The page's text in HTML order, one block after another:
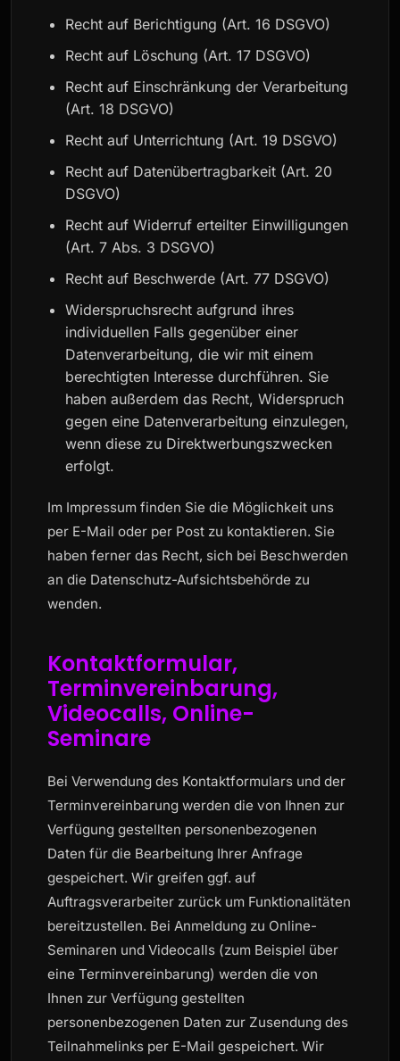
Recht auf Berichtigung (Art. 16 DSGVO)
Recht auf Löschung (Art. 17 DSGVO)
Recht auf Einschränkung der Verarbeitung
(Art. 18 DSGVO)
Recht auf Unterrichtung (Art. 19 DSGVO)
Recht auf Datenübertragbarkeit (Art. 20
DSGVO)
Recht auf Widerruf erteilter Einwilligungen
(Art. 7 Abs. 3 DSGVO)
Recht auf Beschwerde (Art. 77 DSGVO)
Widerspruchsrecht aufgrund ihres
individuellen Falls gegenüber einer
Datenverarbeitung, die wir mit einem
berechtigten Interesse durchführen. Sie
haben außerdem das Recht, Widerspruch
gegen eine Datenverarbeitung einzulegen,
wenn diese zu Direktwerbungszwecken
erfolgt.
Im Impressum finden Sie die Möglichkeit uns
per E-Mail oder per Post zu kontaktieren. Sie
haben ferner das Recht, sich bei Beschwerden
an die Datenschutz-Aufsichtsbehörde zu
wenden.
Kontaktformular,
Terminvereinbarung,
Videocalls, Online-
Seminare
Bei Verwendung des Kontaktformulars und der
Terminvereinbarung werden die von Ihnen zur
Verfügung gestellten personenbezogenen
Daten für die Bearbeitung Ihrer Anfrage
gespeichert. Wir greifen ggf. auf
Auftragsverarbeiter zurück um Funktionalitäten
bereitzustellen. Bei Anmeldung zu Online-
Seminaren und Videocalls (zum Beispiel über
eine Terminvereinbarung) werden die von
Ihnen zur Verfügung gestellten
personenbezogenen Daten zur Zusendung des
Teilnahmelinks per E-Mail gespeichert. Wir